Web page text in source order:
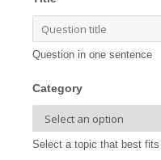
Question in one sentence
Category
Select a topic that best fits